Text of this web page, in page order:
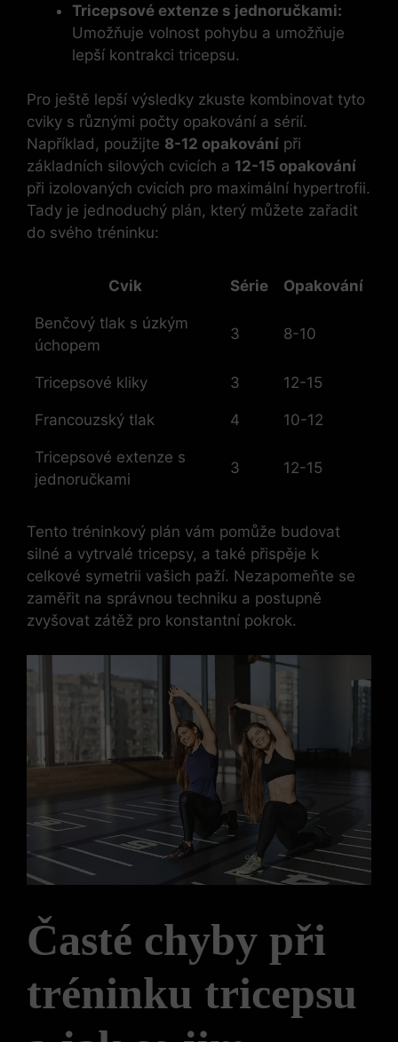
Tricepsové extenze s jednoručkami:
Umožňuje volnost pohybu a‍ umožňuje
lepší kontrakci tricepsu.
Pro⁣ ještě lepší výsledky zkuste kombinovat tyto
cviky s různými počty opakování a sérií.
Například, použijte 8-12 opakování při
základních silových cvicích a 12-15 opakování
při izolovaných cvicích pro maximální hypertrofii.
Tady je jednoduchý plán, který můžete ‌zařadit⁤
do svého tréninku:
Cvik Série Opakování
Benčový tlak s úzkým
úchopem
3 8-10
Tricepsové kliky 3 12-15
Francouzský tlak 4 10-12
Tricepsové‍ extenze‌ s
jednoručkami
3 12-15
Tento tréninkový ‌plán vám pomůže budovat
‌silné a vytrvalé tricepsy, a také přispěje k
celkové symetrii vašich paží. Nezapomeňte se
⁢zaměřit na správnou techniku a postupně
zvyšovat zátěž pro konstantní pokrok.
Časté chyby ⁤při
tréninku tricepsu​